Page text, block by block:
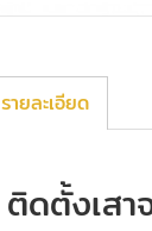
รายละเอียด
ติดตั้งเสา